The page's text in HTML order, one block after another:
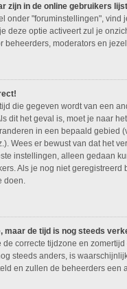
zijn in de online gebruikers
onder "foruminstellingen", vind
deze optie activeert zul je
beheerders, moderators en
die gegeven wordt van een
dit het geval is, moet je naar
in een bepaald gebied
Wees er bewust van dat het
instellingen, alleen gedaan
Als je nog niet geregistreerd
doen.
maar de tijd is nog steeds
de correcte tijdzone en
steeds anders, is
en zullen de beheerders een